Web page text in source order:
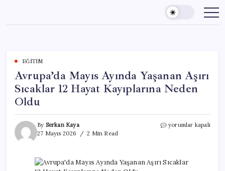
content
EĞITIM
Avrupa’da Mayıs Ayında Yaşanan Aşırı
Sıcaklar 12 Hayat Kayıplarına Neden
Oldu
By Serkan Kaya
27 Mayıs 2026
2 Min Read
Avrupa’da
Aşırı
Sıcaklar
yorumlar kapalı